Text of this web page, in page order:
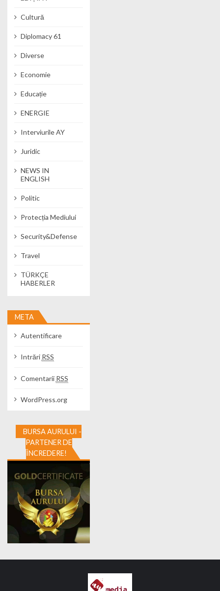
Cultură
Diplomacy 61
Diverse
Economie
Educație
ENERGIE
Interviurile AY
Juridic
NEWS IN
ENGLISH
Politic
Protecția Mediului
Security&Defense
Travel
TÜRKÇE
HABERLER
META
Autentificare
Intrări RSS
Comentarii RSS
WordPress.org
BURSA AURULUI -
PARTENER DE
ÎNCREDERE!